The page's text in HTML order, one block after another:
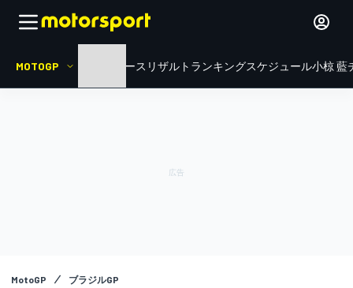
MOTOGP ニュース リザルト ランキングスケジュール小椋 藍
MotoGP ブラジルGP